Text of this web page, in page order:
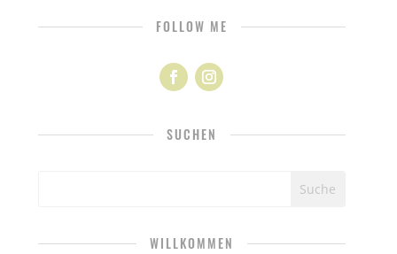
FOLLOW ME
SUCHEN
WILLKOMMEN